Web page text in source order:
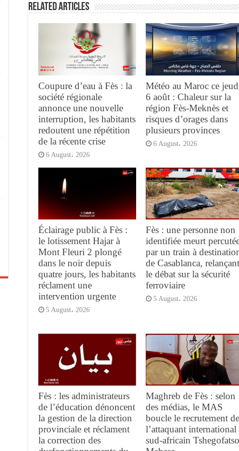
Related Articles
Coupure d’eau à Fès : la
société régionale
annonce une nouvelle
interruption, les habitants
redoutent une répétition
de la récente crise
6 August، 2026
Météo au Maroc ce
6 août : Chaleur sur la
région Fès-Meknès et
risques d’orages dans
plusieurs provinces
6 August، 2026
Éclairage public à Fès :
le lotissement Hajar à
Mont Fleuri 2 plongé
dans le noir depuis
quatre jours, les habitants
réclament une
intervention urgente
5 August، 2026
Fès : une personne non
identifiée meurt
par un train à
de Casablanca, relançant
le débat sur la sécurité
ferroviaire
5 August، 2026
Fès : les administrateurs
de l’éducation dénoncent
la gestion de la direction
provinciale et réclament
la correction des
Maghreb de Fès : selon
des médias, le MAS
boucle le recrutement de
l’attaquant international
sud-africain Tshegofatso